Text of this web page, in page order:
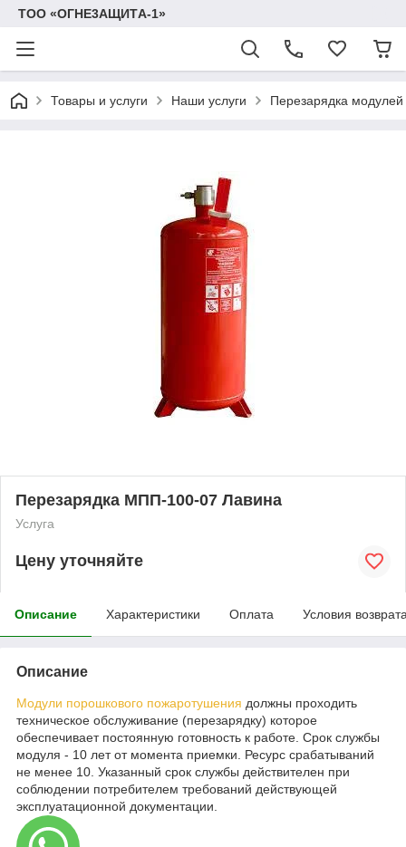
TOO «OГHE3AЩИTА-1»
Товары и услуги Наши услуги Перезарядка
Перезарядка МПП-100-07 Лавина
Услуга
Цену уточняйте
Описание Характеристики Оплата Условия
Описание
Модули порошкового пожаротушения должны проходить
техническое обслуживание (перезарядку) которое
обеспечивает постоянную готовность к работе. Срок службы
модуля - 10 лет от момента приемки. Ресурс срабатываний
не менее 10. Указанный срок службы действителен при
соблюдении потребителем требований действующей
эксплуатационной документации.